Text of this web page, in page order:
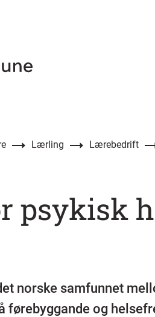
Lærling Lærebedrift
psykisk
norske samfunnet
førebyggande og